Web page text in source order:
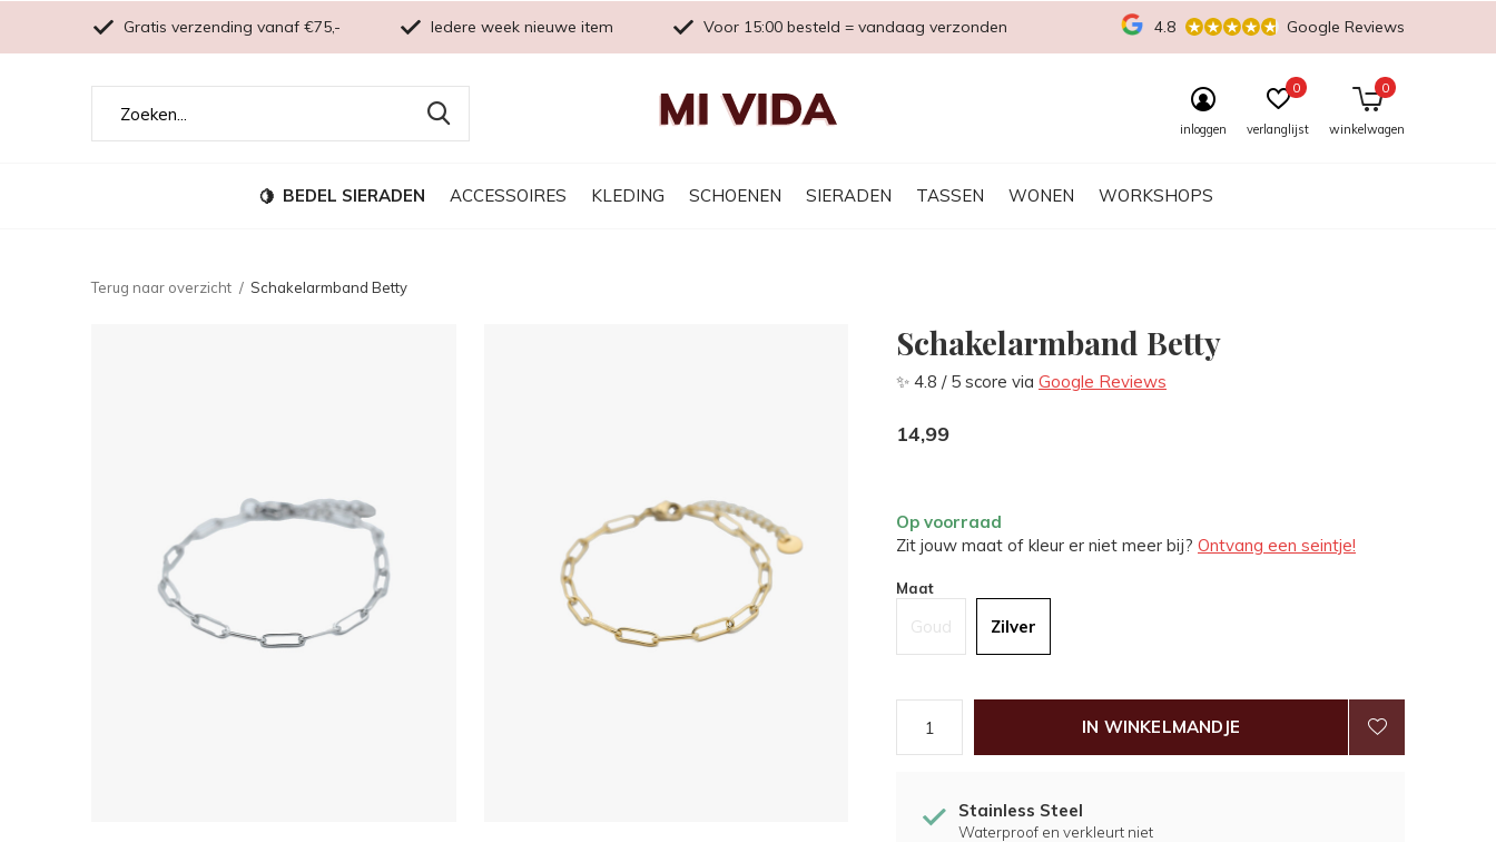
BEDEL SIERADEN ACCESSOIRES KLEDING SCHOENEN SIERADEN TASSEN WONEN WORKSHOPS
inloggen verlanglijst
0
winkelwagen
0
Gratis verzending vanaf €75,- Iedere week nieuwe item Voor 15:00 besteld = vandaag verzonden 4.8 Google Reviews
Terug naar overzicht Schakelarmband Betty
Schakelarmband Betty
✨ 4.8 / 5 score via Google Reviews
14,99
Op voorraad
Zit jouw maat of kleur er niet meer bij? Ontvang een seintje!
Maat
Goud Zilver
IN WINKELMANDJE
Stainless Steel
Waterproof en verkleurt niet